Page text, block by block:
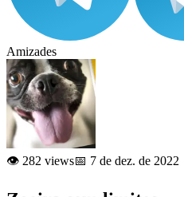
Amizades
👁️ 282 views📅 7 de dez. de 2022